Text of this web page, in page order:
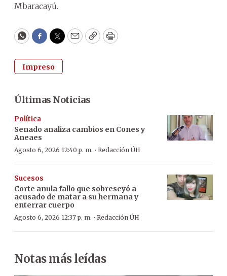
Mbaracayú.
WhatsApp
Facebook
Twitter
EmailCopyPrint
Impreso
Últimas Noticias
Política
Senado analiza cambios en Cones y
Aneaes
Agosto 6, 2026 12:40 p. m. · Redacción ÚH
Sucesos
Corte anula fallo que sobreseyó a
acusado de matar a su hermana y
enterrar cuerpo
Agosto 6, 2026 12:37 p. m. · Redacción ÚH
Notas más leídas